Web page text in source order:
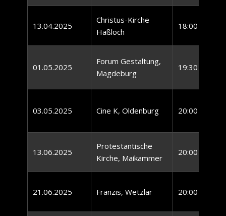
13.04.2025
Christus-Kirche
Haßloch
18:00 Uhr
01.05.2025
Forum Gestaltung,
Magdeburg
19:30 Uhr
03.05.2025 Cine K, Oldenburg 20:00 Uhr
13.06.2025
Protestantische
Kirche, Maikammer
20:00 Uhr
21.06.2025 Franzis, Wetzlar 20:00 Uhr